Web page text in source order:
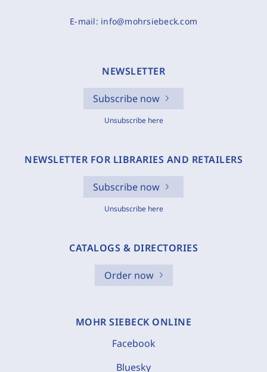
E-mail: info@mohrsiebeck.com
NEWSLETTER
Subscribe now
Unsubscribe here
NEWSLETTER FOR LIBRARIES AND RETAILERS
Subscribe now
Unsubscribe here
CATALOGS & DIRECTORIES
Order now
MOHR SIEBECK ONLINE
Facebook
Bluesky